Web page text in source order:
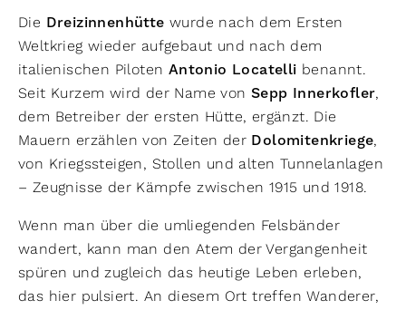
Die Dreizinnenhütte wurde nach dem Ersten
Weltkrieg wieder aufgebaut und nach dem
italienischen Piloten Antonio Locatelli benannt.
Seit Kurzem wird der Name von Sepp Innerkofler,
dem Betreiber der ersten Hütte, ergänzt. Die
Mauern erzählen von Zeiten der Dolomitenkriege,
von Kriegssteigen, Stollen und alten Tunnelanlagen
– Zeugnisse der Kämpfe zwischen 1915 und 1918.
Wenn man über die umliegenden Felsbänder
wandert, kann man den Atem der Vergangenheit
spüren und zugleich das heutige Leben erleben,
das hier pulsiert. An diesem Ort treffen Wanderer,